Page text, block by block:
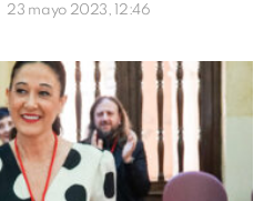
23 mayo 2023, 12:46